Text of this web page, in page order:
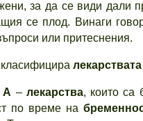
за да се види дали
се плод. Винаги
или притеснения.
лекарствата
А – лекарства, които са
по време на